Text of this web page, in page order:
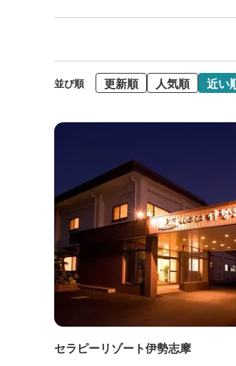
並び順 更新順 人気順 近い
セラピーリゾート伊勢志摩